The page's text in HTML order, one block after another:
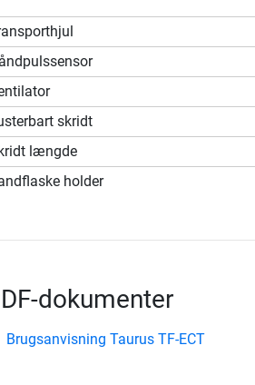
skridt
længde
holder
dokumenter
Brugsanvisning Taurus TF-ECT